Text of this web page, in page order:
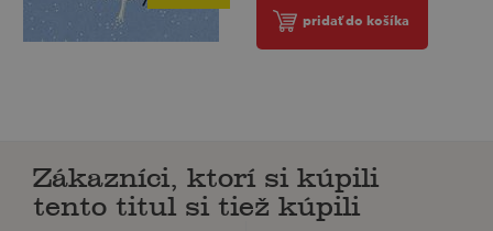
pridať do košíka
Zákazníci, ktorí si kúpili
tento titul si tiež kúpili